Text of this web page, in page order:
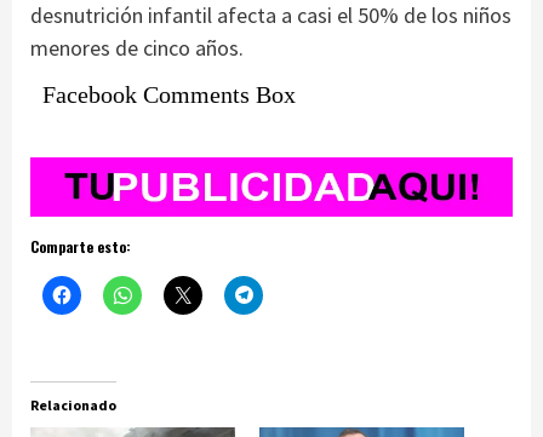
desnutrición infantil afecta a casi el 50% de los niños
menores de cinco años.
Facebook Comments Box
Comparte esto:
Relacionado